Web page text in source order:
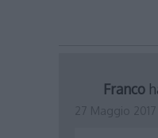
Franco